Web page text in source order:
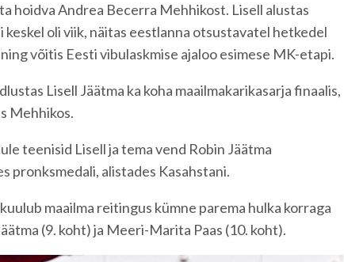
hoidva Andrea Becerra Mehhikost. Lisell alustas
keskel oli viik, näitas eestlanna otsustavatel hetkedel
võitis Eesti vibulaskmise ajaloo esimese MK-etapi.
Lisell Jäätma ka koha maailmakarikasarja finaalis,
Mehhikos.
teenisid Lisell ja tema vend Robin Jäätma
pronksmedali, alistades Kasahstani.
maailma reitingus kümne parema hulka korraga
(9. koht) ja Meeri-Marita Paas (10. koht).